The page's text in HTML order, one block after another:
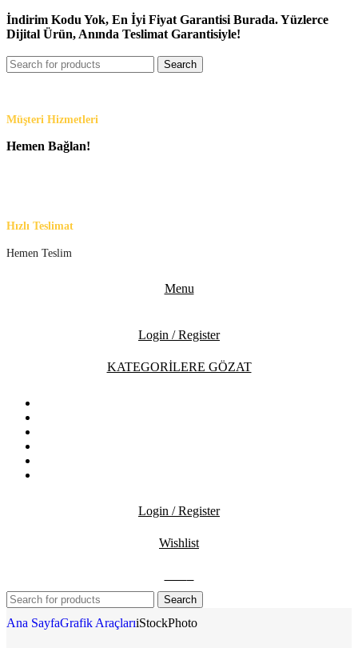
İndirim Kodu Yok, En İyi Fiyat Garantisi Burada. Yüzlerce
Dijital Ürün, Anında Teslimat Garantisiyle!
Search
Müşteri Hizmetleri
Hemen Bağlan!
Hızlı Teslimat
Hemen Teslim
Menu
Login / Register
KATEGORİLERE GÖZAT
Login / Register
Wishlist
Search
Ana SayfaGrafik AraçlarıiStockPhoto